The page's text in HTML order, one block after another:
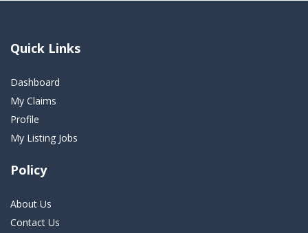
Quick Links
Dashboard
My Claims
Profile
My Listing Jobs
Policy
About Us
Contact Us